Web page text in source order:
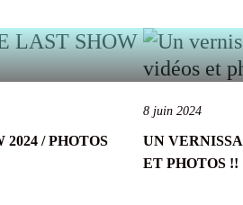
/ PHOTOS
8 juin 2024
UN
ET PHOTOS !!